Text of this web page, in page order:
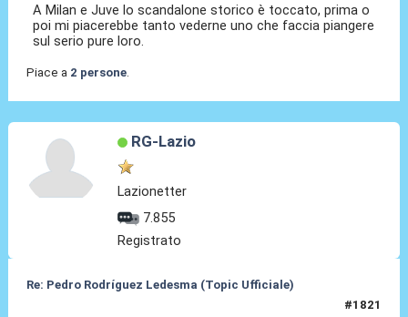
A Milan e Juve lo scandalone storico è toccato, prima o
poi mi piacerebbe tanto vederne uno che faccia piangere
sul serio pure loro.
Piace a 2 persone.
RG-Lazio
Lazionetter
7.855
Registrato
Re: Pedro Rodríguez Ledesma (Topic Ufficiale)
#1821